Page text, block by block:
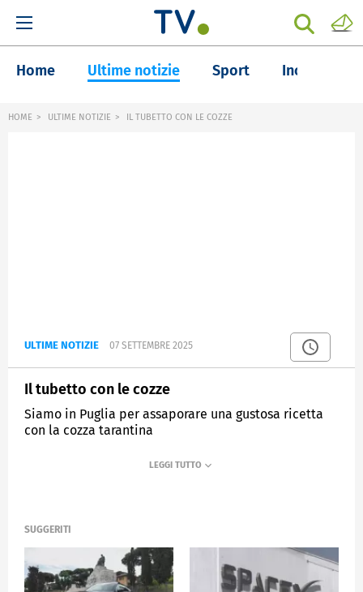
Home Ultime notizie Sport Inchieste
HOME ULTIME NOTIZIE IL TUBETTO CON LE COZZE
ULTIME NOTIZIE 07 SETTEMBRE 2025
Il tubetto con le cozze
Siamo in Puglia per assaporare una gustosa ricetta
con la cozza tarantina
SUGGERITI